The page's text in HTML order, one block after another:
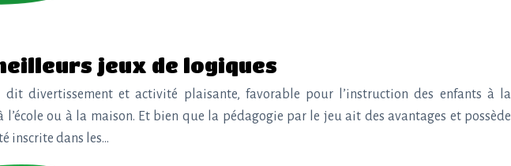
jeux de logiques
divertissement et activité plaisante, favorable pour l’instruction des enfants à la
l’école ou à la maison. Et bien que la pédagogie par le jeu ait des avantages et possède
inscrite dans les…